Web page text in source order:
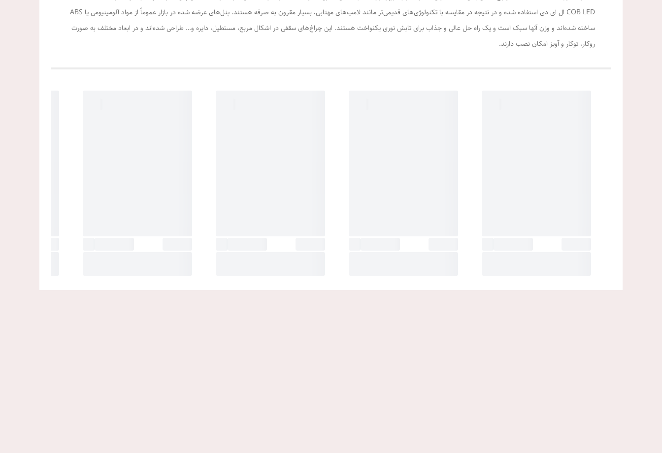
COB LED ال ای دی استفاده شده و در نتیجه در مقایسه با تکنولوژی‌های قدیمی‌تر مانند لامپ‌های مهتابی، بسیار مقرون به صرفه هستند. پنل‌های عرضه شده در بازار عموماً از مواد آلومینیومی یا ABS
ساخته شده‌اند و وزن آنها سبک است و یک راه حل عالی و جذاب برای تابش نوری یکنواخت هستند. این چراغ‌های سقفی در اشکال مربع، مستطیل، دایره و… طراحی شده‌اند و در ابعاد مختلف به صورت
روکار، توکار و آویز امکان نصب دارند.